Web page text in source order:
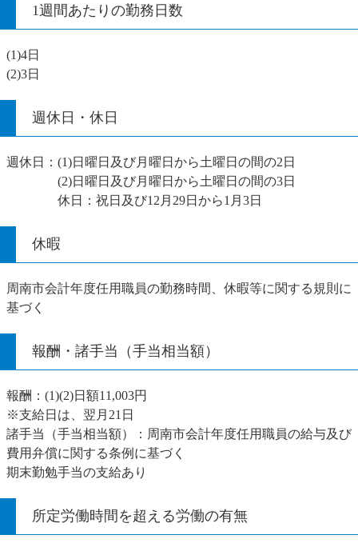
1週間あたりの勤務日数
(1)4日
(2)3日
週休日・休日
週休日：(1)日曜日及び月曜日から土曜日の間の2日
(2)日曜日及び月曜日から土曜日の間の3日
休日：祝日及び12月29日から1月3日
休暇
周南市会計年度任用職員の勤務時間、休暇等に関する規則に
基づく
報酬・諸手当（手当相当額）
報酬：(1)(2)日額11,003円
※支給日は、翌月21日
諸手当（手当相当額）：周南市会計年度任用職員の給与及び
費用弁償に関する条例に基づく
期末勤勉手当の支給あり
所定労働時間を超える労働の有無